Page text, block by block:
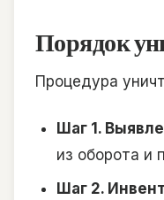
Порядок
Процедура
Шаг 1.
из оборота и
Шаг 2.